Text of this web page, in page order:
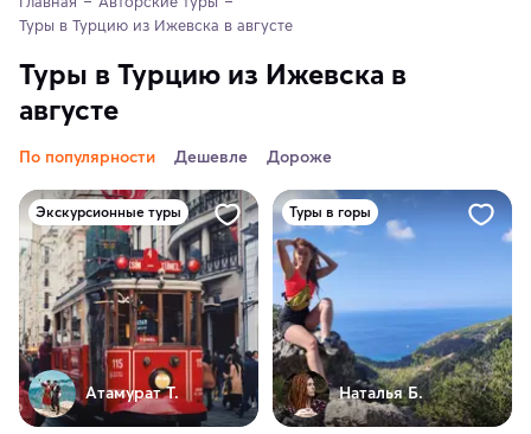
Туры в Турцию из Ижевска в августе
Туры в Турцию из Ижевска в
августе
По популярности Дешевле Дороже
Экскурсионные туры
Атамурат Т.
Туры в горы
Наталья Б.